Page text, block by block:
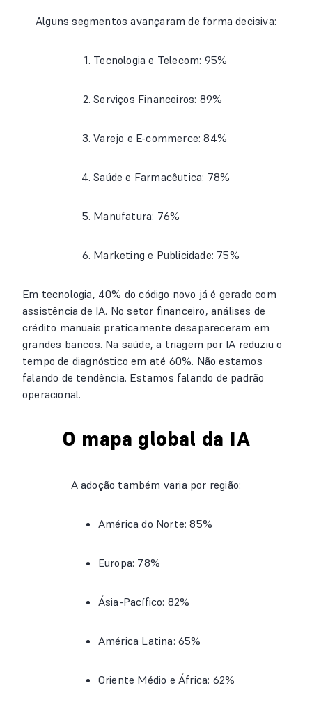
Alguns segmentos avançaram de forma decisiva:
Tecnologia e Telecom: 95%
Serviços Financeiros: 89%
Varejo e E-commerce: 84%
Saúde e Farmacêutica: 78%
Manufatura: 76%
Marketing e Publicidade: 75%
Em tecnologia, 40% do código novo já é gerado com
assistência de IA. No setor financeiro, análises de
crédito manuais praticamente desapareceram em
grandes bancos. Na saúde, a triagem por IA reduziu o
tempo de diagnóstico em até 60%. Não estamos
falando de tendência. Estamos falando de padrão
operacional.
O mapa global da IA
A adoção também varia por região:
América do Norte: 85%
Europa: 78%
Ásia-Pacífico: 82%
América Latina: 65%
Oriente Médio e África: 62%